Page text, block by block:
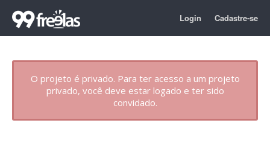
Login Cadastre-se
O projeto é privado. Para ter acesso a um projeto
privado, você deve estar logado e ter sido
convidado.